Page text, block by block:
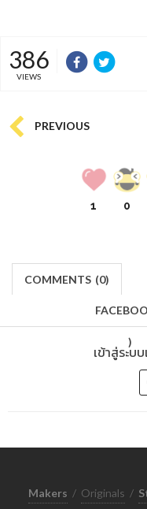
386
VIEWS
PREVIOUS
1 0
COMMENTS (0)
)
เข้าสู่ระบ
Makers / Originals /